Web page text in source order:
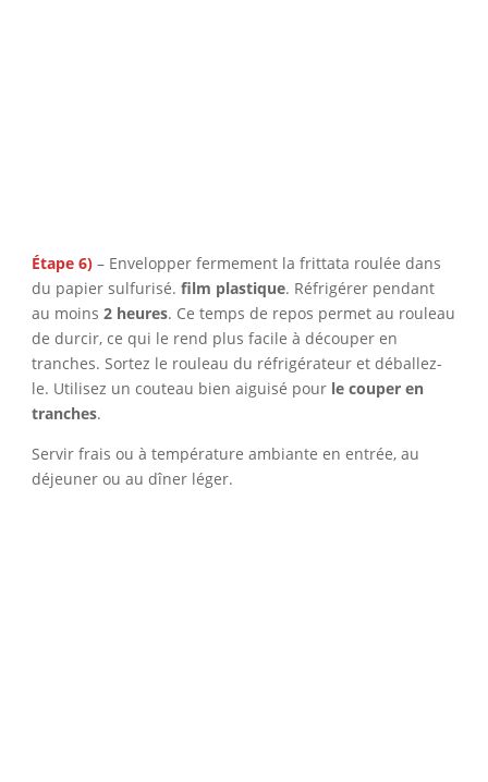
Étape 6) – Envelopper fermement la frittata roulée dans
du papier sulfurisé. film plastique. Réfrigérer pendant
au moins 2 heures. Ce temps de repos permet au rouleau
de durcir, ce qui le rend plus facile à découper en
tranches. Sortez le rouleau du réfrigérateur et déballez-
le. Utilisez un couteau bien aiguisé pour le couper en
tranches.
Servir frais ou à température ambiante en entrée, au
déjeuner ou au dîner léger.